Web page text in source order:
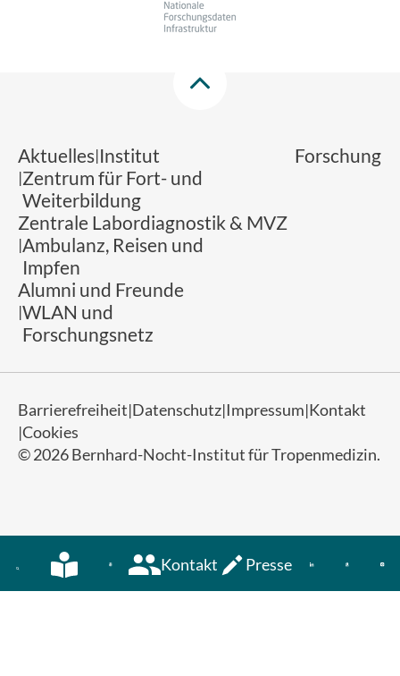
Kontakt Presse
Aktuelles Institut
Forschung
Zentrum für Fort- und
Weiterbildung
Zentrale Labordiagnostik & MVZ
Ambulanz, Reisen und
Impfen
Alumni und Freunde
WLAN und
Forschungsnetz
© 2026 Bernhard-Nocht-Institut für Tropenmedizin.
Barrierefreiheit Datenschutz Impressum Kontakt
Cookies